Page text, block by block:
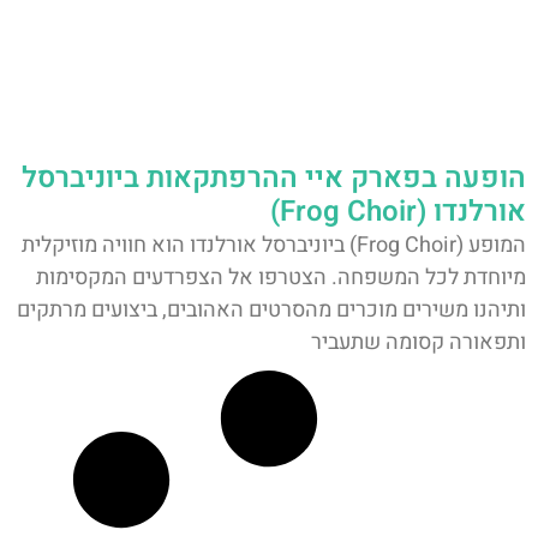
הופעה בפארק איי ההרפתקאות ביוניברסל
אורלנדו (Frog Choir)
המופע (Frog Choir) ביוניברסל אורלנדו הוא חוויה מוזיקלית
מיוחדת לכל המשפחה. הצטרפו אל הצפרדעים המקסימות
ותיהנו משירים מוכרים מהסרטים האהובים, ביצועים מרתקים
ותפאורה קסומה שתעביר